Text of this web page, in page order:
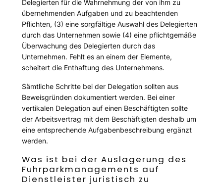
Delegierten für die Wahrnehmung der von ihm zu
übernehmenden Aufgaben und zu beachtenden
Pflichten, (3) eine sorgfältige Auswahl des Delegierten
durch das Unternehmen sowie (4) eine pflichtgemäße
Überwachung des Delegierten durch das
Unternehmen. Fehlt es an einem der Elemente,
scheitert die Enthaftung des Unternehmens.
Sämtliche Schritte bei der Delegation sollten aus
Beweisgründen dokumentiert werden. Bei einer
vertikalen Delegation auf einen Beschäftigten sollte
der Arbeitsvertrag mit dem Beschäftigten deshalb um
eine entsprechende Aufgabenbeschreibung ergänzt
werden.
Was ist bei der Auslagerung des
Fuhrparkmanagements auf
Dienstleister juristisch zu